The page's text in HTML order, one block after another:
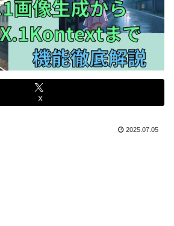
X
2025.07.05